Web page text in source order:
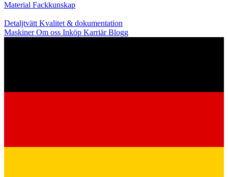
Material Fackkunskap
Detaljtvätt Kvalitet & dokumentation
MaskinerOm oss Inköp KarriärBlogg